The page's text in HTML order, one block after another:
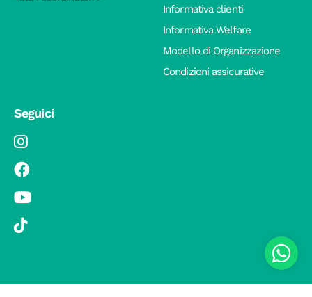
Informativa clienti
Informativa Welfare
Modello di Organizzazione
Condizioni assicurative
Seguici